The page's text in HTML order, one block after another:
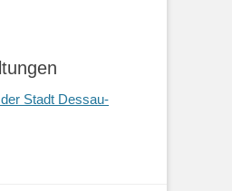
Stadt Dessau-